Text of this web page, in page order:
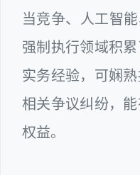
当竞争、人工智
强制执行领域积
实务经验，可娴
相关争议纠纷，
权益。